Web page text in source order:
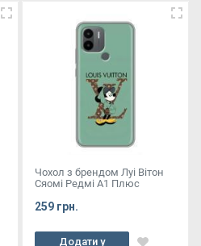
Чохол з брендом Луі Вітон
Сяомі Редмі А1 Плюс
259 грн.
Додати у